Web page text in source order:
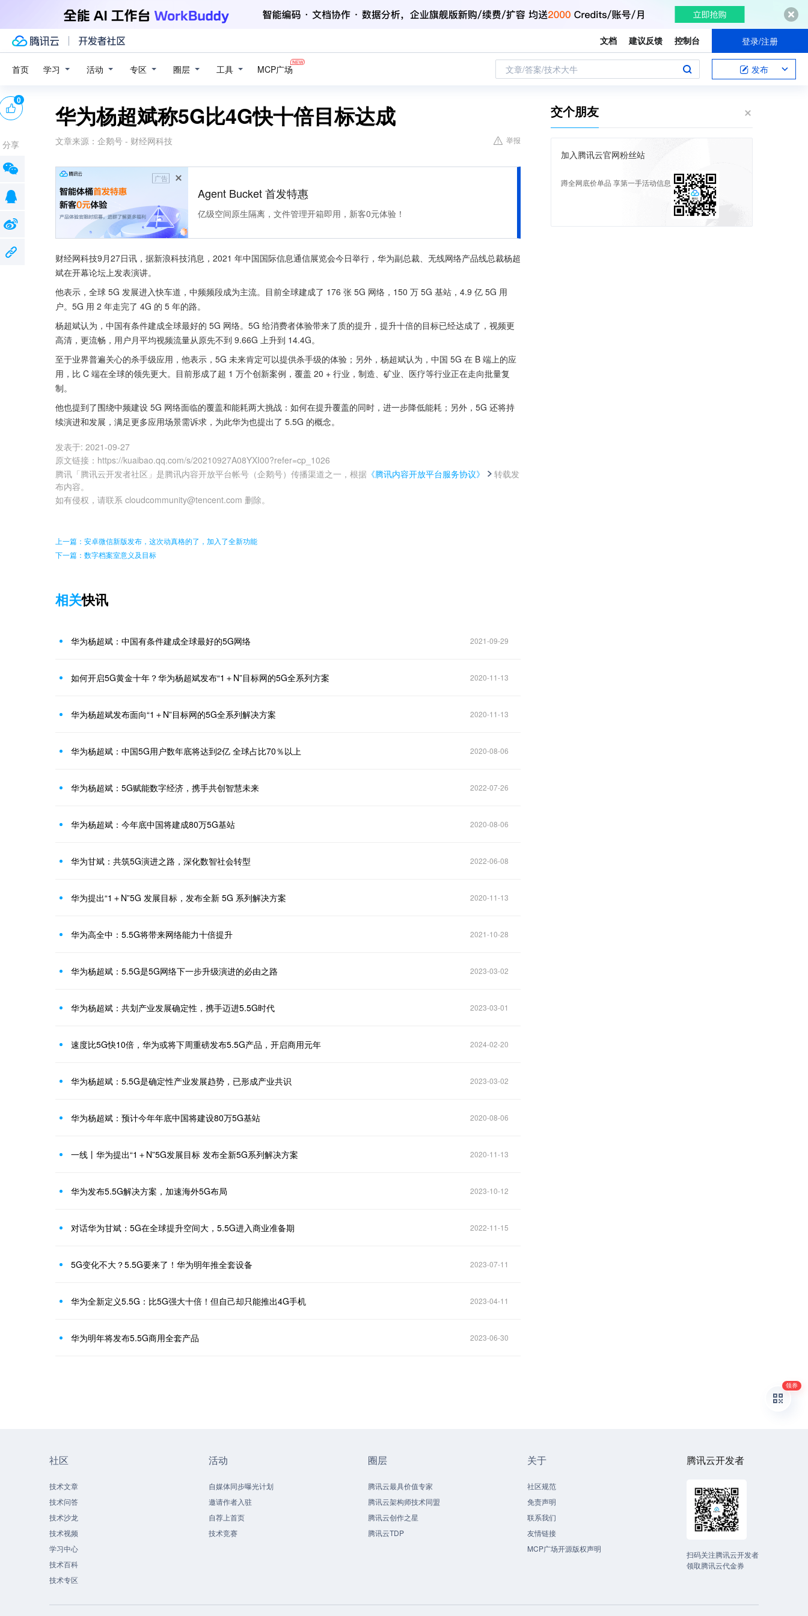
文档 建议反馈 控制台 登录/注册
首页 学习 活动 专区 圈层 工具 MCP广场 文章/答案/技术大牛 发布
华为杨超斌称5G比4G快十倍目标达成
文章来源： 企鹅号 - 财经网科技 举报
广告
Agent Bucket 首发特惠
亿级空间原生隔离，文件管理开箱即用，新客0元体验！
财经网科技9月27日讯，据新浪科技消息，2021 年中国国际信息通信展览会今日举行，华为副总裁、无线网络产品线总裁杨超
斌在开幕论坛上发表演讲。
他表示，全球 5G 发展进入快车道，中频频段成为主流。目前全球建成了 176 张 5G 网络，150 万 5G 基站，4.9 亿 5G 用
户。5G 用 2 年走完了 4G 的 5 年的路。
杨超斌认为，中国有条件建成全球最好的 5G 网络。5G 给消费者体验带来了质的提升，提升十倍的目标已经达成了，视频更
高清，更流畅，用户月平均视频流量从原先不到 9.66G 上升到 14.4G。
至于业界普遍关心的杀手级应用，他表示，5G 未来肯定可以提供杀手级的体验；另外，杨超斌认为，中国 5G 在 B 端上的应
用，比 C 端在全球的领先更大。目前形成了超 1 万个创新案例，覆盖 20 + 行业，制造、矿业、医疗等行业正在走向批量复
制。
他也提到了围绕中频建设 5G 网络面临的覆盖和能耗两大挑战：如何在提升覆盖的同时，进一步降低能耗；另外，5G 还将持
续演进和发展，满足更多应用场景需诉求，为此华为也提出了 5.5G 的概念。
发表于: 2021-09-27
原文链接 ： https://kuaibao.qq.com/s/20210927A08YXI00?refer=cp_1026
腾讯「腾讯云开发者社区」是腾讯内容开放平台帐号（企鹅号）传播渠道之一，根据 《腾讯内容开放平台服务协议》
转载发
布内容。
如有侵权，请联系 cloudcommunity@tencent.com 删除。
0
分享
上一篇：安卓微信新版发布，这次动真格的了，加入了全新功能
下一篇：数字档案室意义及目标
相关快讯
华为杨超斌：中国有条件建成全球最好的5G网络 2021-09-29
如何开启5G黄金十年？华为杨超斌发布“1＋N”目标网的5G全系列方案 2020-11-13
华为杨超斌发布面向“1＋N”目标网的5G全系列解决方案 2020-11-13
华为杨超斌：中国5G用户数年底将达到2亿 全球占比70％以上 2020-08-06
华为杨超斌：5G赋能数字经济，携手共创智慧未来 2022-07-26
华为杨超斌：今年底中国将建成80万5G基站 2020-08-06
华为甘斌：共筑5G演进之路，深化数智社会转型 2022-06-08
华为提出“1＋N”5G 发展目标，发布全新 5G 系列解决方案 2020-11-13
华为高全中：5.5G将带来网络能力十倍提升 2021-10-28
华为杨超斌：5.5G是5G网络下一步升级演进的必由之路 2023-03-02
华为杨超斌：共划产业发展确定性，携手迈进5.5G时代 2023-03-01
速度比5G快10倍，华为或将下周重磅发布5.5G产品，开启商用元年 2024-02-20
华为杨超斌：5.5G是确定性产业发展趋势，已形成产业共识 2023-03-02
华为杨超斌：预计今年年底中国将建设80万5G基站 2020-08-06
一线丨华为提出“1＋N”5G发展目标 发布全新5G系列解决方案 2020-11-13
华为发布5.5G解决方案，加速海外5G布局 2023-10-12
对话华为甘斌：5G在全球提升空间大，5.5G进入商业准备期 2022-11-15
5G变化不大？5.5G要来了！华为明年推全套设备 2023-07-11
华为全新定义5.5G：比5G强大十倍！但自己却只能推出4G手机 2023-04-11
华为明年将发布5.5G商用全套产品 2023-06-30
交个朋友
加入腾讯云官网粉丝站
蹲全网底价单品 享第一手活动信息
社区
技术文章
技术问答
技术沙龙
技术视频
学习中心
技术百科
技术专区
活动
自媒体同步曝光计划
邀请作者入驻
自荐上首页
技术竞赛
圈层
腾讯云最具价值专家
腾讯云架构师技术同盟
腾讯云创作之星
腾讯云TDP
关于
社区规范
免责声明
联系我们
友情链接
MCP广场开源版权声明
腾讯云开发者
扫码关注腾讯云开发者
领取腾讯云代金券
领券